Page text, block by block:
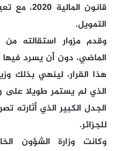
قانون
التمويل.
وقدم مزوار استقالته من
الماضي، دون أن يسرد فيها
هذا القرار، لينهي بذلك
الذي لم يستمر طويلا على
الجدل الكبير الذي أثارته
للجزائر.
وكانت وزارة الشؤون